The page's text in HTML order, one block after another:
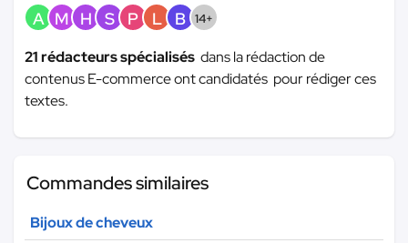
A M H S P L B 14+
21 rédacteurs spécialisés dans la rédaction de
contenus E-commerce ont candidatés pour rédiger ces
textes.
Commandes similaires
Bijoux de cheveux